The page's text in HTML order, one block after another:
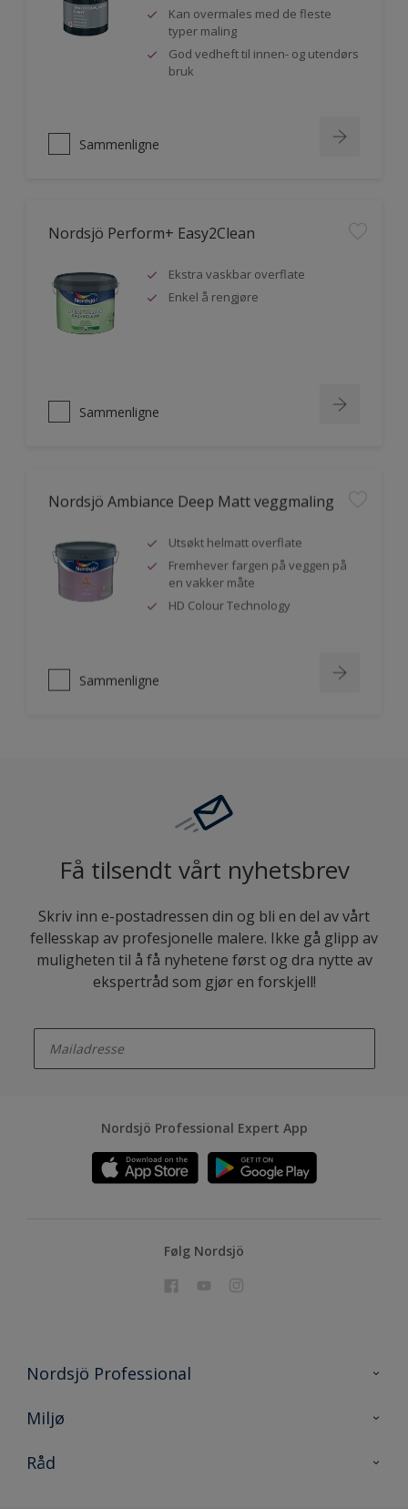
Kan overmales med de fleste
typer maling
God vedheft til innen- og utendørs
bruk
Sammenligne
Nordsjö Perform+ Easy2Clean
Ekstra vaskbar overflate
Enkel å rengjøre
Sammenligne
Nordsjö Ambiance Deep Matt veggmaling
Utsøkt helmatt overflate
Fremhever fargen på veggen på
en vakker måte
HD Colour Technology
Sammenligne
Få tilsendt vårt nyhetsbrev
Skriv inn e-postadressen din og bli en del av vårt
fellesskap av profesjonelle malere. Ikke gå glipp av
muligheten til å få nyhetene først og dra nytte av
ekspertråd som gjør en forskjell!
Nordsjö Professional Expert App
Følg Nordsjö
Nordsjö Professional
Kontakt oss
Prosjekt
Miljø
Bærekraftig utvikling
Råd